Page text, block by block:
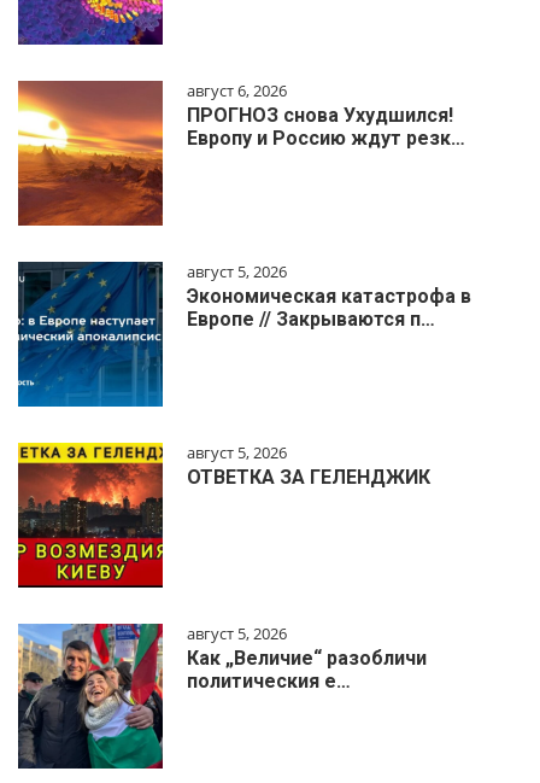
август 6, 2026
ПРОГНОЗ снова Ухудшился!
Европу и Россию ждут резк…
август 5, 2026
Экономическая катастрофа в
Европе // Закрываются п…
август 5, 2026
ОТВЕТКА ЗА ГЕЛЕНДЖИК
август 5, 2026
Как „Величие“ разобличи
политическия е…